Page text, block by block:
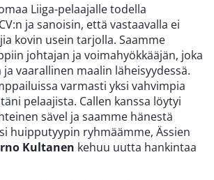
Liiga-pelaajalle todella
ja sanoisin, että vastaavalla ei
kovin usein tarjolla. Saamme
johtajan ja voimahyökkääjän, joka
vaarallinen maalin läheisyydessä.
varmasti yksi vahvimpia
pelaajista. Callen kanssa löytyi
sävel ja saamme hänestä
huipputyypin ryhmäämme, Ässien
Kultanen kehuu uutta hankintaa